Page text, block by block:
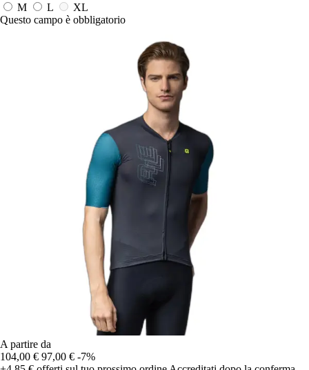
M L
XL
Questo campo è obbligatorio
A partire da
104,00 € 97,00 € -7%